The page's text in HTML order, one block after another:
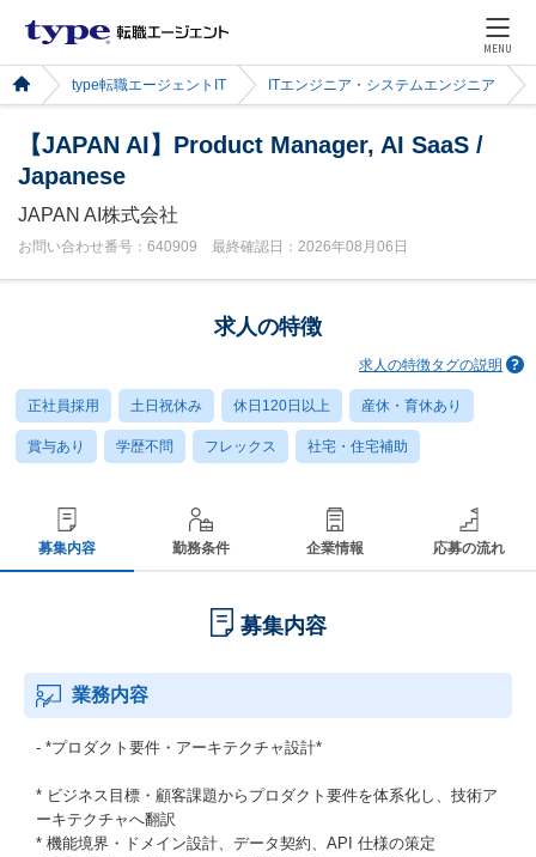
MENU
type転職エージェントIT ITエンジニア・システムエンジニア
【JAPAN AI】Product Manager, AI SaaS /
Japanese
JAPAN AI株式会社
お問い合わせ番号：640909 最終確認日：2026年08月06日
求人の特徴
求人の特徴タグの説明
正社員採用 土日祝休み 休日120日以上 産休・育休あり
賞与あり 学歴不問 フレックス 社宅・住宅補助
募集内容 勤務条件 企業情報 応募の流れ
募集内容
業務内容
- *プロダクト要件・アーキテクチャ設計*
* ビジネス目標・顧客課題からプロダクト要件を体系化し、技術ア
ーキテクチャへ翻訳
* 機能境界・ドメイン設計、データ契約、API 仕様の策定